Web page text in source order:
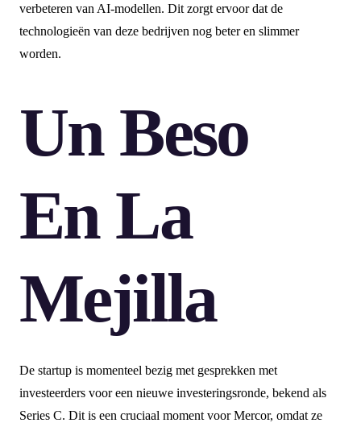
verbeteren van AI-modellen. Dit zorgt ervoor dat de
technologieën van deze bedrijven nog beter en slimmer
worden.
Un Beso
En La
Mejilla
De startup is momenteel bezig met gesprekken met
investeerders voor een nieuwe investeringsronde, bekend als
Series C. Dit is een cruciaal moment voor Mercor, omdat ze